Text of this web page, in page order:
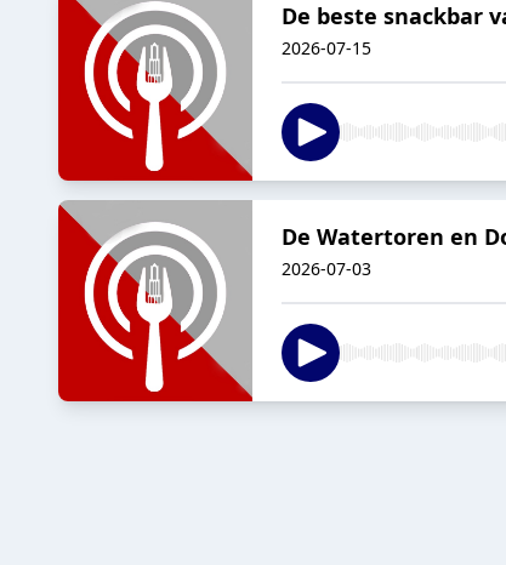
De beste snackbar
2026-07-15
De Watertoren en
2026-07-03